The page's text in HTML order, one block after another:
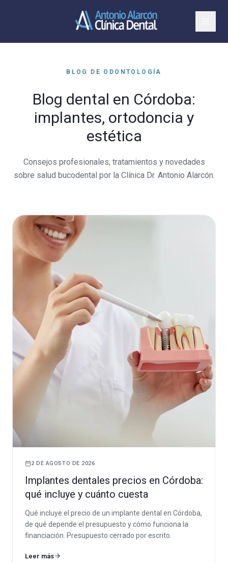
BLOG DE ODONTOLOGÍA
Blog dental en Córdoba:
implantes, ortodoncia y
estética
Consejos profesionales, tratamientos y novedades
sobre salud bucodental por la Clínica Dr. Antonio Alarcón.
2 DE AGOSTO DE 2026
Implantes dentales precios en Córdoba:
qué incluye y cuánto cuesta
Qué incluye el precio de un implante dental en Córdoba,
de qué depende el presupuesto y cómo funciona la
financiación. Presupuesto cerrado por escrito.
Leer más